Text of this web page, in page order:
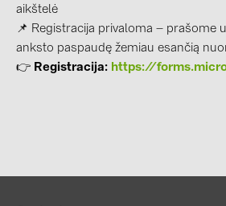
aikštelė
📌 Registracija privaloma – prašome
anksto paspaudę žemiau esančią
👉 Registracija: https://